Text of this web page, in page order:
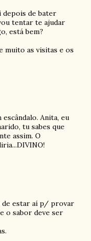
de bater
tentar te ajudar
está bem?
muito as visitas e os
Anita, eu
tu sabes que
assim. O
de estar aí p/ provar
o sabor deve ser